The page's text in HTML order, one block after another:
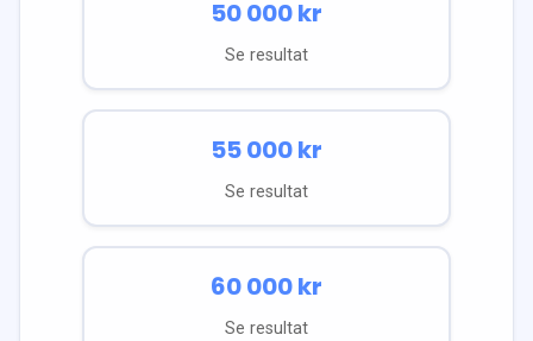
50 000kr
Se resultat
55 000kr
Se resultat
60 000kr
Se resultat